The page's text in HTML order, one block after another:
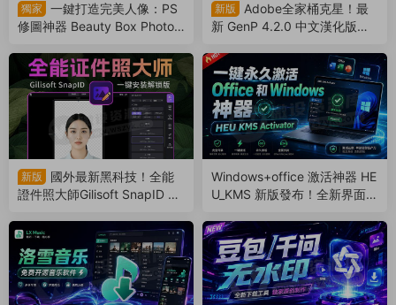
獨家
一鍵打造完美人像：PS
修圖神器 Beauty Box Photo
22）
新版
Adobe全家桶克星！最
新 GenP 4.2.0 中文漢化版激
新版
國外最新黑科技！全能
證件照大師Gilisoft SnapID 8.
60720）
Windows+office 激活神器 HE
U_KMS 新版發布！全新界面全